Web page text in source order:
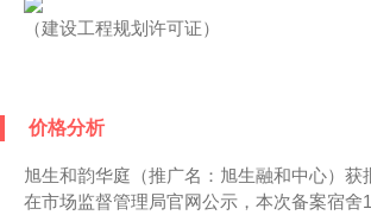
（建设工程规划许可证）
价格分析
旭生和韵华庭（推广名：旭生融和中心）获
在市场监督管理局官网公示，本次备案宿舍